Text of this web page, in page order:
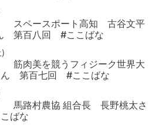
スペースポート高知 古谷文平
第百八回 #ここばな
筋肉美を競うフィジーク世界大
第百七回 #ここばな
馬路村農協 組合長 長野桃太さ
ばな